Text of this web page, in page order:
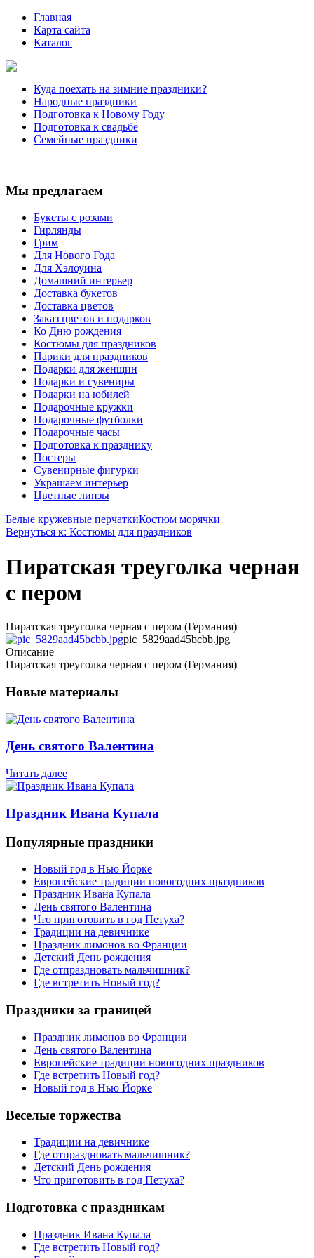
Главная
Карта сайта
Каталог
Куда поехать на зимние праздники?
Народные праздники
Подготовка к Новому Году
Подготовка к свадьбе
Семейные праздники
Мы предлагаем
Букеты с розами
Гирлянды
Грим
Для Нового Года
Для Хэлоуина
Домашний интерьер
Доставка букетов
Доставка цветов
Заказ цветов и подарков
Ко Дню рождения
Костюмы для праздников
Парики для праздников
Подарки для женщин
Подарки и сувениры
Подарки на юбилей
Подарочные кружки
Подарочные футболки
Подарочные часы
Подготовка к празднику
Постеры
Сувенирные фигурки
Украшаем интерьер
Цветные линзы
Белые кружевные перчаткиКостюм морячки
Вернуться к: Костюмы для праздников
Пиратская треуголка черная
с пером
Пиратская треуголка черная с пером (Германия)
pic_5829aad45bcbb.jpg
Описание
Пиратская треуголка черная с пером (Германия)
Новые материалы
День святого Валентина
Читать далее
Праздник Ивана Купала
Популярные праздники
Новый год в Нью Йорке
Европейские традиции новогодних праздников
Праздник Ивана Купала
День святого Валентина
Что приготовить в год Петуха?
Традиции на девичнике
Праздник лимонов во Франции
Детский День рождения
Где отпраздновать мальчишник?
Где встретить Новый год?
Праздники за границей
Праздник лимонов во Франции
День святого Валентина
Европейские традиции новогодних праздников
Где встретить Новый год?
Новый год в Нью Йорке
Веселые торжества
Традиции на девичнике
Где отпраздновать мальчишник?
Детский День рождения
Что приготовить в год Петуха?
Подготовка с праздникам
Праздник Ивана Купала
Где встретить Новый год?